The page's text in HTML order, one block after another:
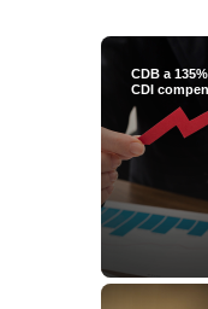
CDB a
CDI